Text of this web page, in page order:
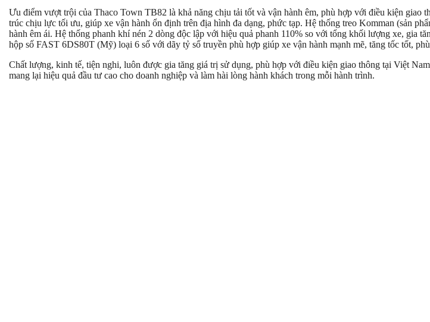
Ưu điểm vượt trội của Thaco Town TB82 là khả năng chịu tải tốt và vận hành êm, phù hợp với điều kiện giao
trúc chịu lực tối ưu, giúp xe vận hành ổn định trên địa hình đa dạng, phức tạp. Hệ thống treo Komman (sản
hành êm ái. Hệ thống phanh khí nén 2 dòng độc lập với hiệu quả phanh 110% so với tổng khối lượng xe, gia
hộp số FAST 6DS80T (Mỹ) loại 6 số với dãy tỷ số truyền phù hợp giúp xe vận hành mạnh mẽ, tăng tốc tốt,
Chất lượng, kinh tế, tiện nghi, luôn được gia tăng giá trị sử dụng, phù hợp với điều kiện giao thông tại Việt
mang lại hiệu quả đầu tư cao cho doanh nghiệp và làm hài lòng hành khách trong mỗi hành trình.